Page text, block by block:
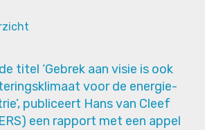
titel ‘Gebrek aan visie is ook
voor de energie-
publiceert Hans van Cleef
een rapport met een appel